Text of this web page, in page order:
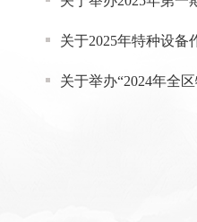
关于2025年特种设备
关于举办“2024年全